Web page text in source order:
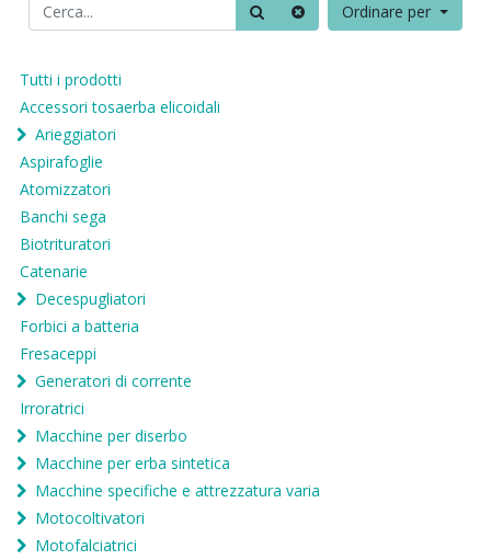
Ordinare per
Tutti i prodotti
Accessori tosaerba elicoidali
Arieggiatori
Aspirafoglie
Atomizzatori
Banchi sega
Biotrituratori
Catenarie
Decespugliatori
Forbici a batteria
Fresaceppi
Generatori di corrente
Irroratrici
Macchine per diserbo
Macchine per erba sintetica
Macchine specifiche e attrezzatura varia
Motocoltivatori
Motofalciatrici